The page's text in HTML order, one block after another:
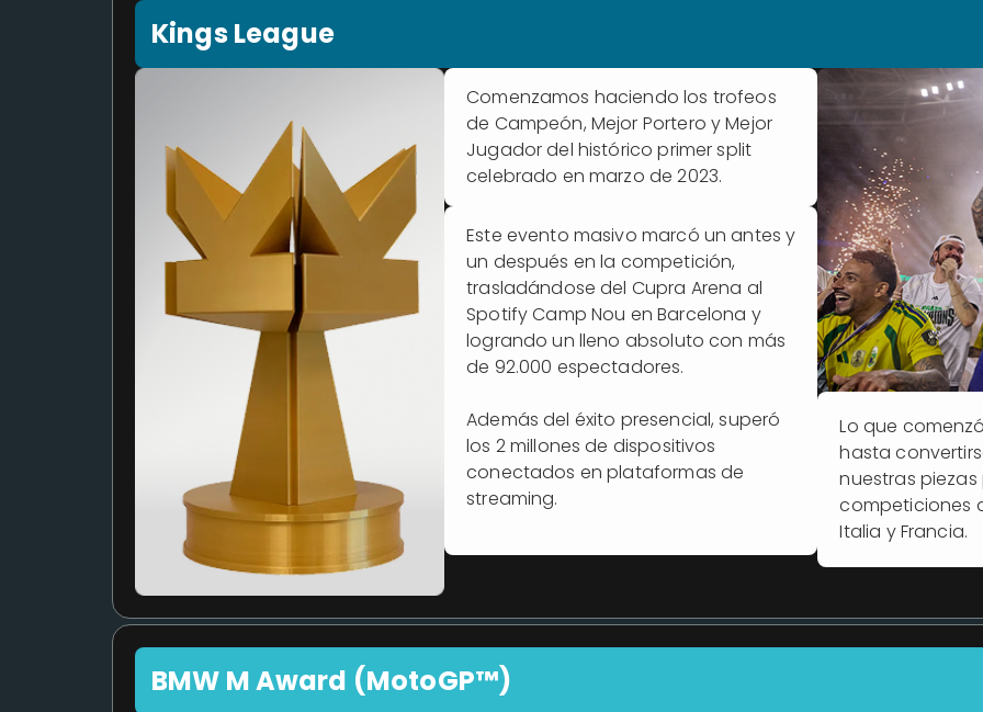
Kings League
Comenzamos haciendo los trofeos
de Campeón, Mejor Portero y Mejor
Jugador del histórico primer split
celebrado en marzo de 2023.
Este evento masivo marcó un antes y
un después en la competición,
trasladándose del Cupra Arena al
Spotify Camp Nou en Barcelona y
logrando un lleno absoluto con más
de 92.000 espectadores.
Además del éxito presencial, superó
los 2 millones de dispositivos
conectados en plataformas de
streaming.
Lo que
hasta
nuestras
competiciones
Italia y Francia.
BMW M Award (MotoGP™)